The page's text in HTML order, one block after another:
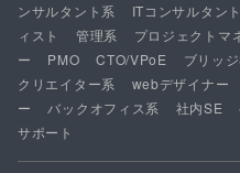
ンサルタント系
ITコンサルタント
ィスト
管理系 プロジェクトマ
ー
PMO CTO/VPoE ブリッ
クリエイター系
webデザイナー
ー
バックオフィス系 社内SE
サポート